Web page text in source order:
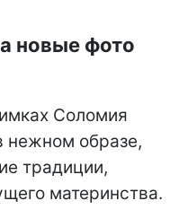
новые фото
Соломия
нежном образе,
традиции,
материнства.